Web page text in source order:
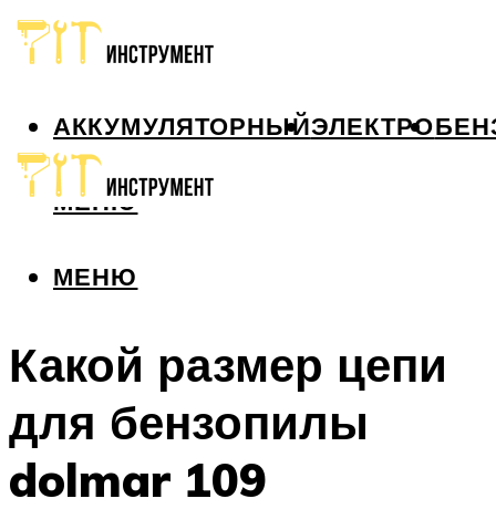
АККУМУЛЯТОРНЫЙЭЛЕКТРО
МЕНЮ
МЕНЮ
Какой размер цепи
для бензопилы
dolmar 109